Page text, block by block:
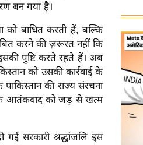
बन गया है।
को बाधित करती हैं, बल्कि
करने की ज़रूरत नहीं कि
पुष्टि करते रहते हैं। अब
को उसकी कार्रवाई के
की राज्य संरचना
आतंकवाद को जड़ से खत्म
सरकारी श्रद्धांजलि इस